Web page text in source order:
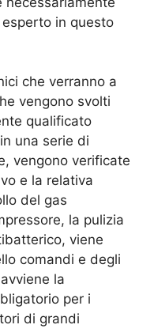
in questo
che verranno a
vengono svolti
qualificato
una serie di
vengono verificate
e la relativa
del gas
la pulizia
viene
comandi e degli
la
per i
di grandi